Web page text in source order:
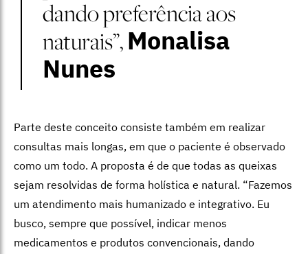
dando preferência aos
naturais”,Monalisa
Nunes
Parte deste conceito consiste também em realizar
consultas mais longas, em que o paciente é observado
como um todo. A proposta é de que todas as queixas
sejam resolvidas de forma holística e natural. “Fazemos
um atendimento mais humanizado e integrativo. Eu
busco, sempre que possível, indicar menos
medicamentos e produtos convencionais, dando